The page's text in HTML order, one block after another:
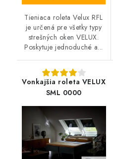
Tieniaca roleta Velux RFL
je určená pre všetky typy
strešných oken VELUX.
Poskytuje jednoduché a...
Vonkajšia roleta VELUX
SML 0000